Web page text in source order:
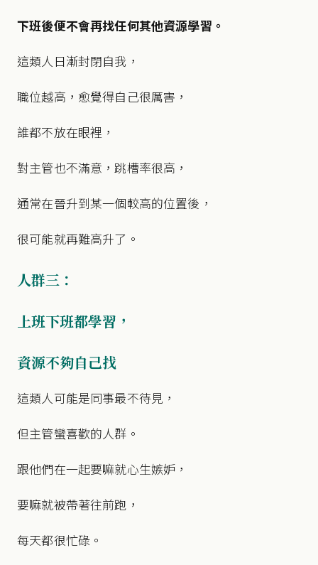
下班後便不會再找任何其他資源學習。
這類人日漸封閉自我，
職位越高，愈覺得自己很厲害，
誰都不放在眼裡，
對主管也不滿意，跳槽率很高，
通常在晉升到某一個較高的位置後，
很可能就再難高升了。
人群三：
上班下班都學習，
資源不夠自己找
這類人可能是同事最不待見，
但主管蠻喜歡的人群。
跟他們在一起要嘛就心生嫉妒，
要嘛就被帶著往前跑，
每天都很忙碌。